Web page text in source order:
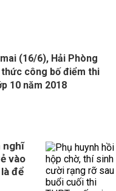
(16/6), Hải Phòng
thức công bố điểm thi
10 năm 2018
nghĩ
vào
để